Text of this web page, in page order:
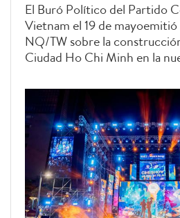
El Buró Político del Partido
Vietnam el 19 de
NQ/TW sobre la
Ciudad Ho Chi Minh en la
ya que define una misión
relevante no solo para la
administración del Partido
también para todo el
nacional.